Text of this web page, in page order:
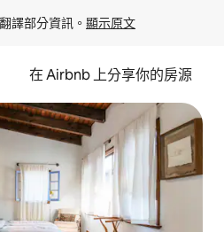
譯部分資訊。 顯示原文
在 Airbnb 上分享你的房源